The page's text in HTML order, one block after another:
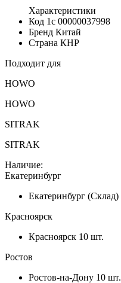
Характеристики
Код 1с 00000037998
Бренд Китай
Страна КНР
Подходит для
HOWO
HOWO
SITRAK
SITRAK
Наличие:
Екатеринбург
Екатеринбург (Склад)
Красноярск
Красноярск 10 шт.
Ростов
Ростов-на-Дону 10 шт.